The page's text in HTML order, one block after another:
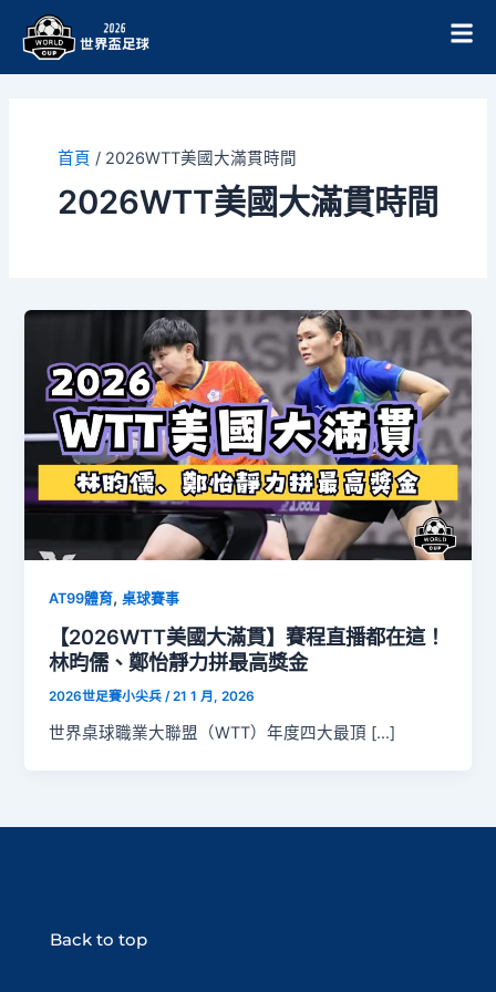
首頁 / 2026WTT美國大滿貫時間
2026WTT美國大滿貫時間
AT99體育,桌球賽事
【2026WTT美國大滿貫】賽程直播都在這！
林昀儒、鄭怡靜力拼最高獎金
2026世足賽小尖兵/21 1 月, 2026
世界桌球職業大聯盟（WTT）年度四大最頂 […]
Back to top